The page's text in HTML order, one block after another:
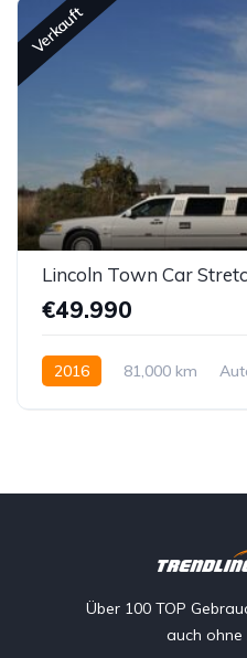
Verkauft
€49.990
2016 81,000 km
Über 100 TOP
auch ohne